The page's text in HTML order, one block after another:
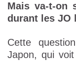
Mais va-t-on
durant les JO
Cette
Japon, qui